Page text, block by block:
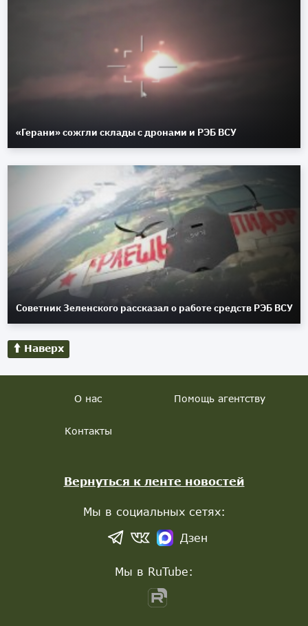
«Герани» сожгли склады с дронами и РЭБ ВСУ
Советник Зеленского рассказал о работе средств РЭБ ВСУ
Наверх
О нас Помощь агентству
Контакты
Вернуться к ленте новостей
Мы в социальных сетях:
Дзен
Мы в RuTube: